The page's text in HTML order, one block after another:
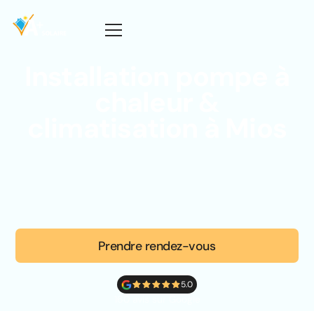
Prendre rendez-vous
5.0